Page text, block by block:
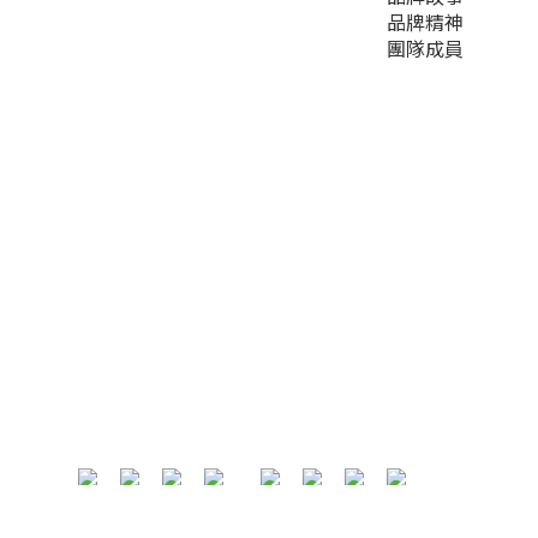
品牌精神
團隊成員